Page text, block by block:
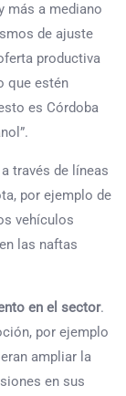
más a mediano
de ajuste
productiva
que estén
es Córdoba
a través de líneas
por ejemplo de
vehículos
las naftas
en el sector.
por ejemplo
ampliar la
en sus